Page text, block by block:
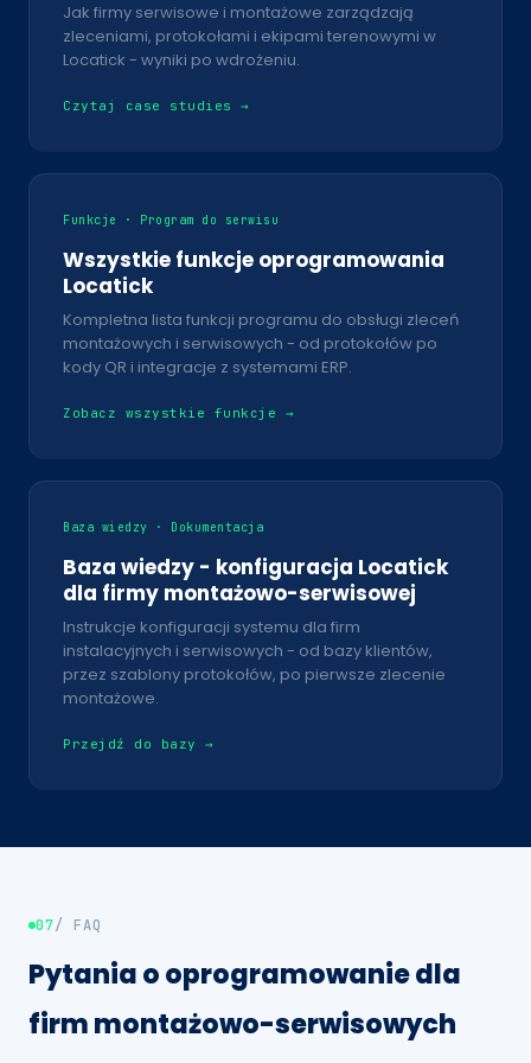
Jak firmy serwisowe i montażowe zarządzają
zleceniami, protokołami i ekipami terenowymi w
Locatick - wyniki po wdrożeniu.
Czytaj case studies →
Funkcje · Program do serwisu
Wszystkie funkcje oprogramowania
Locatick
Kompletna lista funkcji programu do obsługi zleceń
montażowych i serwisowych - od protokołów po
kody QR i integracje z systemami ERP.
Zobacz wszystkie funkcje →
Baza wiedzy · Dokumentacja
Baza wiedzy - konfiguracja Locatick
dla firmy montażowo-serwisowej
Instrukcje konfiguracji systemu dla firm
instalacyjnych i serwisowych - od bazy klientów,
przez szablony protokołów, po pierwsze zlecenie
montażowe.
Przejdź do bazy →
07/ FAQ
Pytania o oprogramowanie dla
firm montażowo-serwisowych